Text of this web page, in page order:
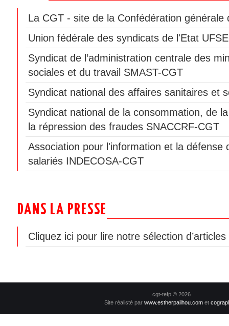
La CGT - site de la Confédération générale
Union fédérale des syndicats de l'Etat
Syndicat de l’administration centrale des
sociales et du travail SMAST-CGT
Syndicat national des affaires sanitaires et
Syndicat national de la consommation, de
la répression des fraudes SNACCRF-CGT
Association pour l'information et la défense
salariés INDECOSA-CGT
DANS LA PRESSE
Cliquez ici pour lire notre sélection
cgt-tefp © 2026
Site réalisté parwww.estherpailhou.com et